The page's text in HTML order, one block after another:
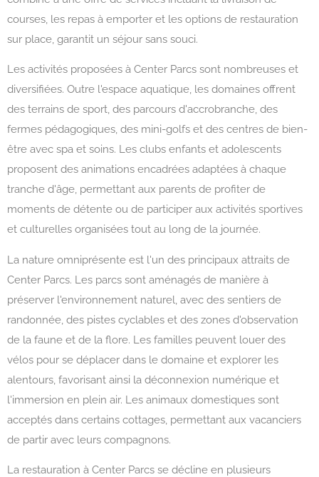
courses, les repas à emporter et les options de restauration
sur place, garantit un séjour sans souci.
Les activités proposées à Center Parcs sont nombreuses et
diversifiées. Outre l'espace aquatique, les domaines offrent
des terrains de sport, des parcours d'accrobranche, des
fermes pédagogiques, des mini-golfs et des centres de bien-
être avec spa et soins. Les clubs enfants et adolescents
proposent des animations encadrées adaptées à chaque
tranche d'âge, permettant aux parents de profiter de
moments de détente ou de participer aux activités sportives
et culturelles organisées tout au long de la journée.
La nature omniprésente est l'un des principaux attraits de
Center Parcs. Les parcs sont aménagés de manière à
préserver l'environnement naturel, avec des sentiers de
randonnée, des pistes cyclables et des zones d'observation
de la faune et de la flore. Les familles peuvent louer des
vélos pour se déplacer dans le domaine et explorer les
alentours, favorisant ainsi la déconnexion numérique et
l'immersion en plein air. Les animaux domestiques sont
acceptés dans certains cottages, permettant aux vacanciers
de partir avec leurs compagnons.
La restauration à Center Parcs se décline en plusieurs